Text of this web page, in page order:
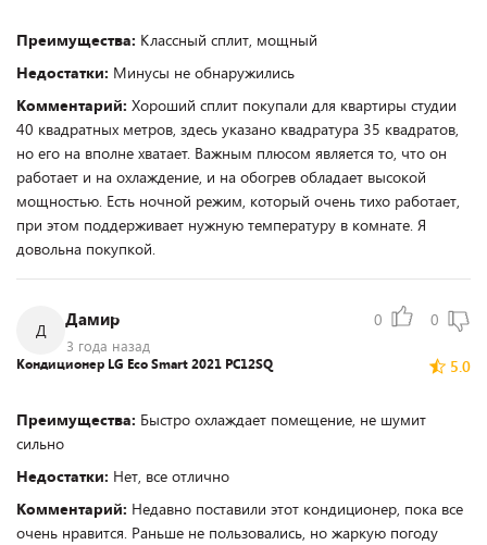
Преимущества: Классный сплит, мощный
Недостатки: Минусы не обнаружились
Комментарий: Хороший сплит покупали для квартиры студии
40 квадратных метров, здесь указано квадратура 35 квадратов,
но его на вполне хватает. Важным плюсом является то, что он
работает и на охлаждение, и на обогрев обладает высокой
мощностью. Есть ночной режим, который очень тихо работает,
при этом поддерживает нужную температуру в комнате. Я
довольна покупкой.
Д
Дамир
3 года назад
0 0
5.0
Кондиционер LG Eco Smart 2021 PC12SQ
Преимущества: Быстро охлаждает помещение, не шумит
сильно
Недостатки: Нет, все отлично
Комментарий: Недавно поставили этот кондиционер, пока все
очень нравится. Раньше не пользовались, но жаркую погоду